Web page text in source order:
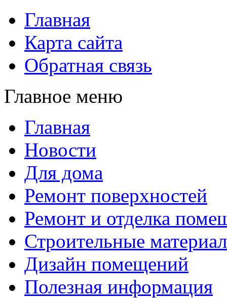
Главная
Карта сайта
Обратная связь
Главное меню
Главная
Новости
Для дома
Ремонт поверхностей
Ремонт и отделка
Строительные
Дизайн помещений
Полезная информация